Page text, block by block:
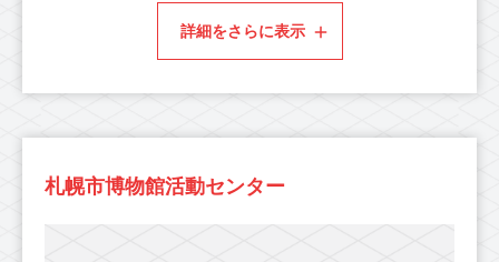
詳細をさらに表示
札幌市博物館活動センター